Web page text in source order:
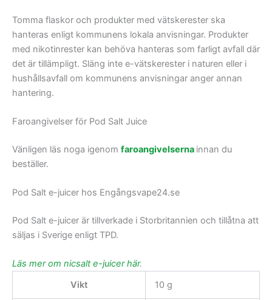
Tomma flaskor och produkter med vätskerester ska
hanteras enligt kommunens lokala anvisningar. Produkter
med nikotinrester kan behöva hanteras som farligt avfall där
det är tillämpligt. Släng inte e-vätskerester i naturen eller i
hushållsavfall om kommunens anvisningar anger annan
hantering.
Faroangivelser för Pod Salt Juice
Vänligen läs noga igenom faroangivelserna innan du
beställer.
Pod Salt e-juicer hos Engångsvape24.se
Pod Salt e-juicer är tillverkade i Storbritannien och tillåtna att
säljas i Sverige enligt TPD.
Läs mer om nicsalt e-juicer här.
Vikt
10 g